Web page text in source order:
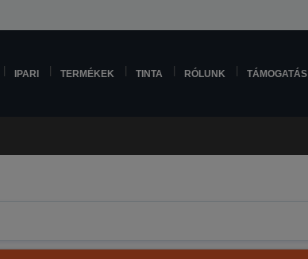
IPARI TERMÉKEK TINTA RÓLUNK TÁMOGATÁS